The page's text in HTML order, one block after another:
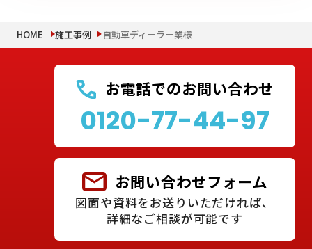
HOME 施工事例 自動車ディーラー業様
お電話でのお問い合わせ
0120-77-44-97
お問い合わせフォーム
図面や資料をお送りいただければ、
詳細なご相談が可能です